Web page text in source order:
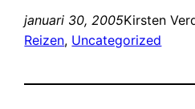
januari 30, 2005Kirsten
Reizen, Uncategorized